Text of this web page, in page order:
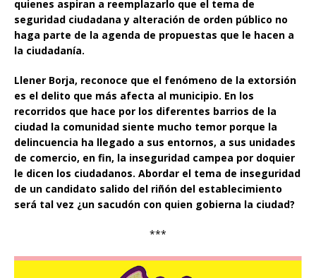
quienes aspiran a reemplazarlo que el tema de
seguridad ciudadana y alteración de orden público no
haga parte de la agenda de propuestas que le hacen a
la ciudadanía.
Llener Borja, reconoce que el fenómeno de la extorsión
es el delito que más afecta al municipio. En los
recorridos que hace por los diferentes barrios de la
ciudad la comunidad siente mucho temor porque la
delincuencia ha llegado a sus entornos, a sus unidades
de comercio, en fin, la inseguridad campea por doquier
le dicen los ciudadanos. Abordar el tema de inseguridad
de un candidato salido del riñón del establecimiento
será tal vez ¿un sacudón con quien gobierna la ciudad?
***